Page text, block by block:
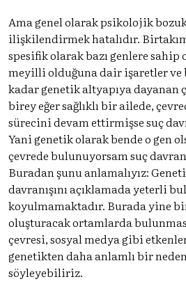
Ama genel olarak psikolojik
ilişkilendirmek hatalıdır.
spesifik olarak bazı genlere
meyilli olduğuna dair işaretler ve
kadar genetik altyapıya dayanan
birey eğer sağlıklı bir ailede,
sürecini devam ettirmişse suç
Yani genetik olarak bende o gen
çevrede bulunuyorsam suç
Buradan şunu anlamalıyız:
davranışını açıklamada yeterli
koyulmamaktadır. Burada yine
oluşturacak ortamlarda
çevresi, sosyal medya gibi
genetikten daha anlamlı bir
söyleyebiliriz.